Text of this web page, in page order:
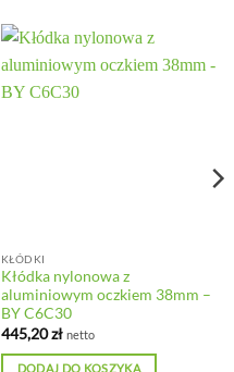
KŁÓDKI
Kłódka nylonowa z
aluminiowym oczkiem 38mm –
BY C6C30
445,20zł netto
DODAJ DO KOSZYKA